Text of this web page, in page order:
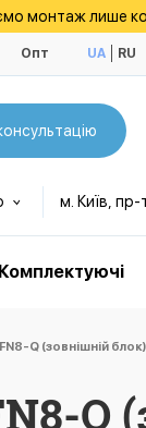
монтаж лише
Опт UA RU
м. Київ,
Комплектуючі
Q (зовнішній блок)
Q